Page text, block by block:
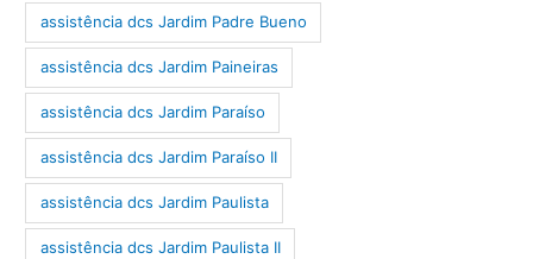
assistência dcs Jardim Padre Bueno
assistência dcs Jardim Paineiras
assistência dcs Jardim Paraíso
assistência dcs Jardim Paraíso II
assistência dcs Jardim Paulista
assistência dcs Jardim Paulista II